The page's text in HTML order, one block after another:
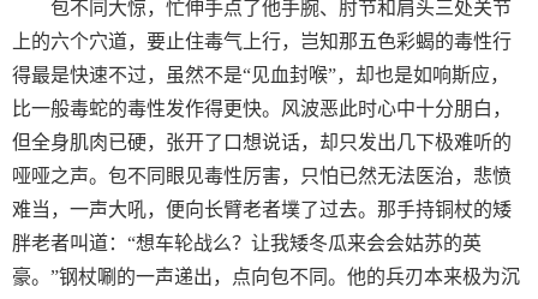
包不同大惊，忙伸手点了他手腕、肘节和肩头三处关节
上的六个穴道，要止住毒气上行，岂知那五色彩蝎的毒性行
得最是快速不过，虽然不是“见血封喉”，却也是如响斯应，
比一般毒蛇的毒性发作得更快。风波恶此时心中十分朋白，
但全身肌肉已硬，张开了口想说话，却只发出几下极难听的
哑哑之声。包不同眼见毒性厉害，只怕已然无法医治，悲愤
难当，一声大吼，便向长臂老者墣了过去。那手持铜杖的矮
胖老者叫道：“想车轮战么？让我矮冬瓜来会会姑苏的英
豪。”钢杖唰的一声递出，点向包不同。他的兵刃本来极为沉